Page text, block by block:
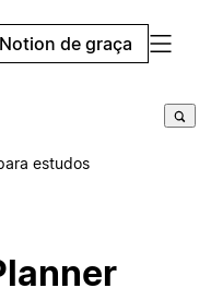
de graça
estudos